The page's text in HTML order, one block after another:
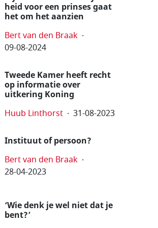
heid voor een prinses gaat
het om het aanzien
Bert van den Braak
09-08-2024
Tweede Kamer heeft recht
op informatie over
uitkering Koning
Huub Linthorst 31-08-2023
Instituut of persoon?
Bert van den Braak
28-04-2023
‘Wie denk je wel niet dat je
bent?’